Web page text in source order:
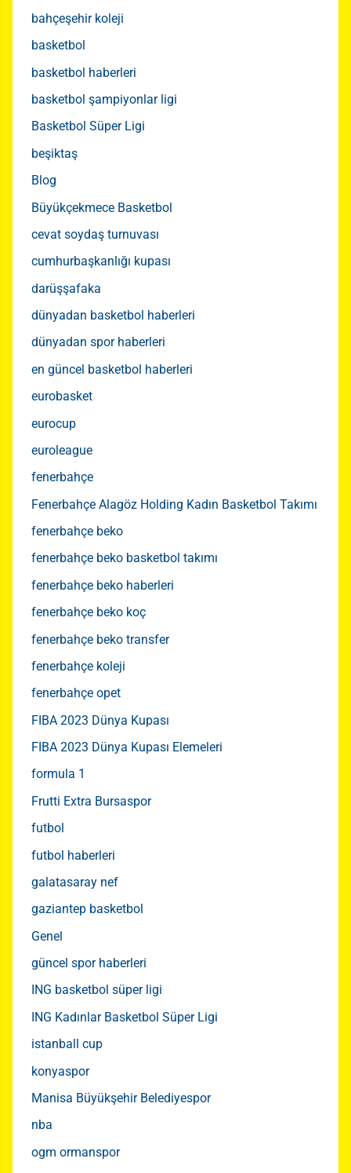
bahçeşehir koleji
basketbol
basketbol haberleri
basketbol şampiyonlar ligi
Basketbol Süper Ligi
beşiktaş
Blog
Büyükçekmece Basketbol
cevat soydaş turnuvası
cumhurbaşkanlığı kupası
darüşşafaka
dünyadan basketbol haberleri
dünyadan spor haberleri
en güncel basketbol haberleri
eurobasket
eurocup
euroleague
fenerbahçe
Fenerbahçe Alagöz Holding Kadın Basketbol Takımı
fenerbahçe beko
fenerbahçe beko basketbol takımı
fenerbahçe beko haberleri
fenerbahçe beko koç
fenerbahçe beko transfer
fenerbahçe koleji
fenerbahçe opet
FIBA 2023 Dünya Kupası
FIBA 2023 Dünya Kupası Elemeleri
formula 1
Frutti Extra Bursaspor
futbol
futbol haberleri
galatasaray nef
gaziantep basketbol
Genel
güncel spor haberleri
ING basketbol süper ligi
ING Kadınlar Basketbol Süper Ligi
istanball cup
konyaspor
Manisa Büyükşehir Belediyespor
nba
ogm ormanspor